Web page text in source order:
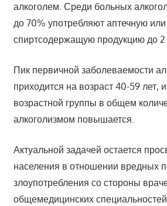
алкоголем. Среди больных
до 70% употребляют аптечную
спиртсодержащую продукцию до 2
Пик первичной заболеваемости
приходится на возраст 40-59 лет,
возрастной группы в общем
алкоголизмом повышается.
Актуальной задачей остается
населения в отношении вредных
злоупотребления со стороны
общемедицинских